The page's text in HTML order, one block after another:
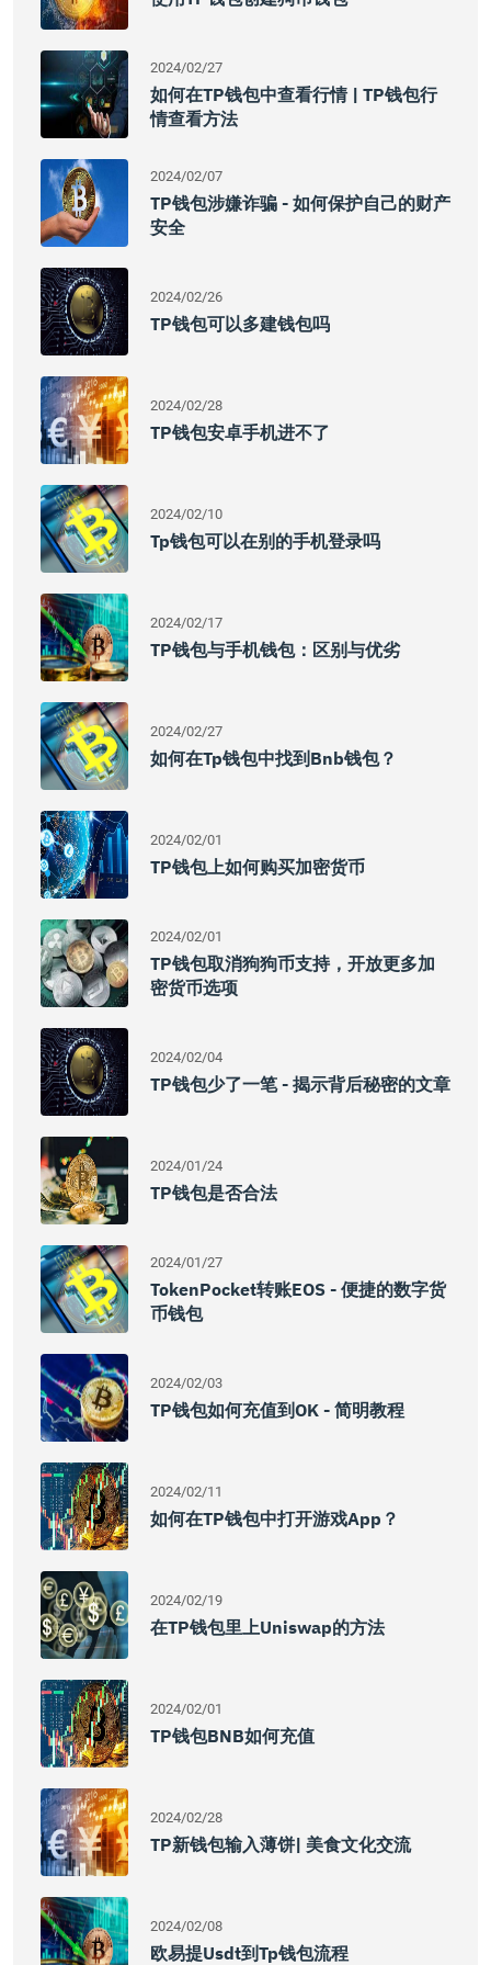
2024/02/27
如何在TP钱包中查看行情 | TP钱包行
情查看方法
2024/02/07
TP钱包涉嫌诈骗 - 如何保护自己的财产
安全
2024/02/26
TP钱包可以多建钱包吗
2024/02/28
TP钱包安卓手机进不了
2024/02/10
Tp钱包可以在别的手机登录吗
2024/02/17
TP钱包与手机钱包：区别与优劣
2024/02/27
如何在tp钱包中找到bnb钱包？
2024/02/01
TP钱包上如何购买加密货币
2024/02/01
TP钱包取消狗狗币支持，开放更多加
密货币选项
2024/02/04
TP钱包少了一笔 - 揭示背后秘密的文章
2024/01/24
TP钱包是否合法
2024/01/27
TokenPocket转账EOS - 便捷的数字货
币钱包
2024/02/03
TP钱包如何充值到OK - 简明教程
2024/02/11
如何在TP钱包中打开游戏App？
2024/02/19
在TP钱包里上Uniswap的方法
2024/02/01
TP钱包BNB如何充值
2024/02/28
TP新钱包输入薄饼| 美食文化交流
2024/02/08
欧易提usdt到tp钱包流程